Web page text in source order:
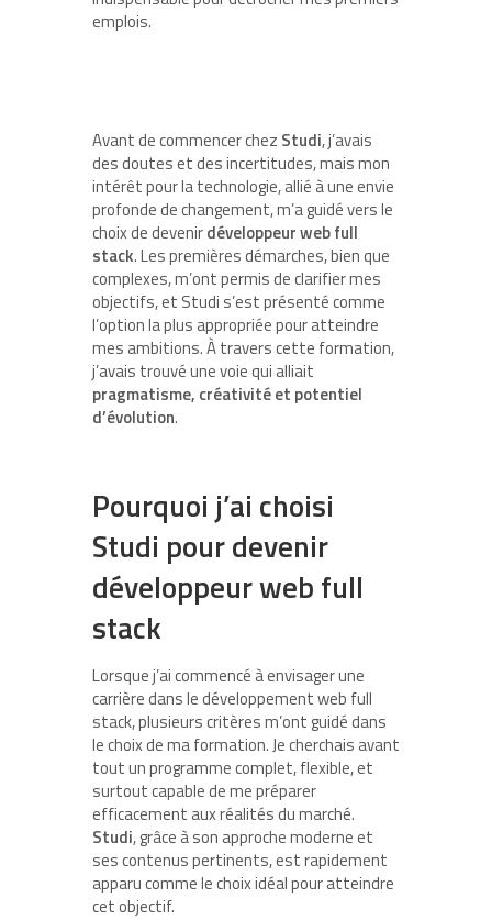
emplois.
Avant de commencer chez Studi, j’avais
des doutes et des incertitudes, mais mon
intérêt pour la technologie, allié à une envie
profonde de changement, m’a guidé vers le
choix de devenirdéveloppeur web full
stack. Les premières démarches, bien que
complexes, m’ont permis de clarifier mes
objectifs, et Studi s’est présenté comme
l’option la plus appropriée pour atteindre
mes ambitions. À travers cette formation,
j’avais trouvé une voie qui alliait
pragmatisme, créativité et potentiel
d’évolution.
Pourquoi j’ai choisi
Studi pour devenir
développeur web full
stack
Lorsque j’ai commencé à envisager une
carrière dans le développement web full
stack, plusieurs critères m’ont guidé dans
le choix de ma formation. Je cherchais avant
tout un programme complet, flexible, et
surtout capable de me préparer
efficacement aux réalités du marché.
Studi, grâce à son approche moderne et
ses contenus pertinents, est rapidement
apparu comme le choix idéal pour atteindre
cet objectif.